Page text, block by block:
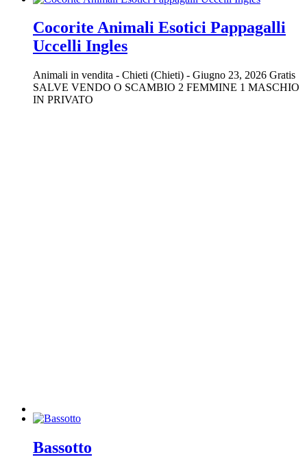
Cocorite Animali Esotici Pappagalli
Uccelli Ingles
Animali in vendita - Chieti (Chieti) - Giugno 23, 2026 Gratis
SALVE VENDO O SCAMBIO 2 FEMMINE 1 MASCHIO
IN PRIVATO
Bassotto